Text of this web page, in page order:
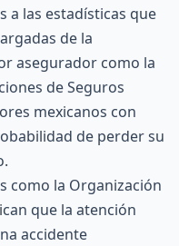
a las estadísticas que
de la
asegurador como la
de Seguros
mexicanos con
de perder su
como la Organización
que la atención
accidente